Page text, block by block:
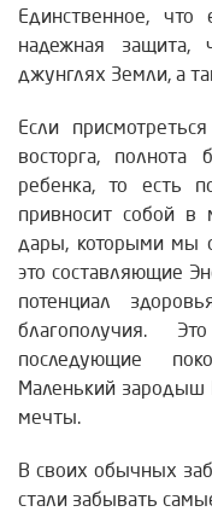
Единственное,
надежная защита,
джунглях Земли, а
Если
восторга, полнота
ребенка, то есть
привносит собой
дары, которыми мы
это составляющие
потенциал
благополучия.
последующие
Маленький зародыш
мечты.
В своих обычных
стали забывать